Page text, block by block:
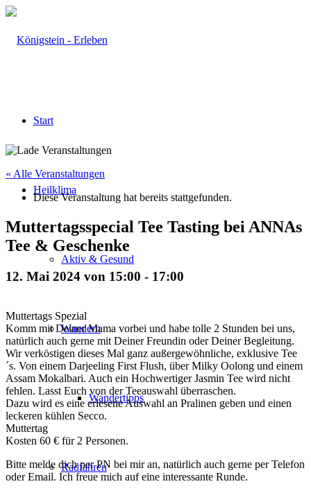
Start
Heilklima
Aktiv & Gesund
Wandern
Wandertipps
Radfahren
« Alle Veranstaltungen
Diese Veranstaltung hat bereits stattgefunden.
Muttertagsspecial Tee Tasting bei ANNAs
Tee & Geschenke
12. Mai 2024 von 15:00 - 17:00
Muttertags Spezial
Komm mit Deiner Mama vorbei und habe tolle 2 Stunden bei uns,
natürlich auch gerne mit Deiner Freundin oder Deiner Begleitung.
Wir verköstigen dieses Mal ganz außergewöhnliche, exklusive Tee
´s. Von einem Darjeeling First Flush, über Milky Oolong und einem
Assam Mokalbari. Auch ein Hochwertiger Jasmin Tee wird nicht
fehlen. Lasst Euch von der Teeauswahl überraschen.
Dazu wird es eine erlesene Auswahl an Pralinen geben und einen
leckeren kühlen Secco.
Muttertag
Kosten 60 € für 2 Personen.
Bitte melde dich per PN bei mir an, natürlich auch gerne per Telefon
oder Email. Ich freue mich auf eine interessante Runde.